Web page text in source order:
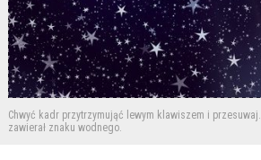
Chwyć kadr przytrzymująć lewym klawiszem i przesuwaj.
zawierał znaku wodnego.